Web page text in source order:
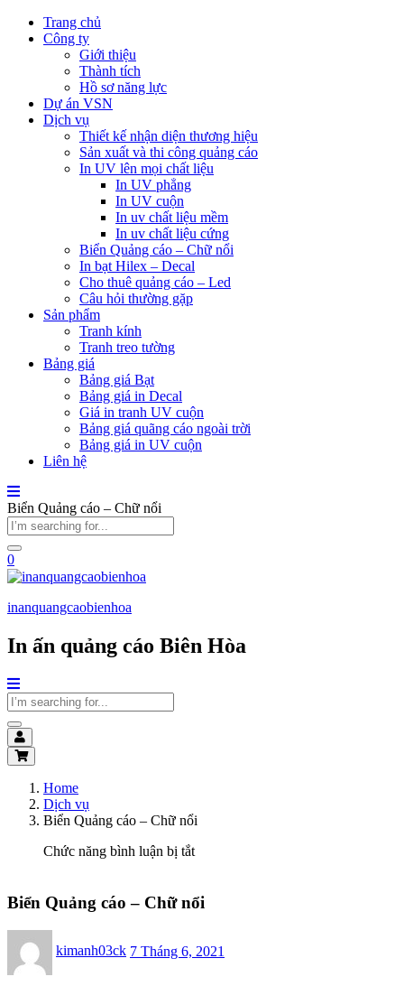
Trang chủ
Công ty
Giới thiệu
Thành tích
Hồ sơ năng lực
Dự án VSN
Dịch vụ
Thiết kế nhận diện thương hiệu
Sản xuất và thi công quảng cáo
In UV lên mọi chất liệu
In UV phẳng
In UV cuộn
In uv chất liệu mềm
In uv chất liệu cứng
Biển Quảng cáo – Chữ nổi
In bạt Hilex – Decal
Cho thuê quảng cáo – Led
Câu hỏi thường gặp
Sản phẩm
Tranh kính
Tranh treo tường
Bảng giá
Bảng giá Bạt
Bảng giá in Decal
Giá in tranh UV cuộn
Bảng giá quãng cáo ngoài trời
Bảng giá in UV cuộn
Liên hệ
Biển Quảng cáo – Chữ nổi
0
inanquangcaobienhoa
In ấn quảng cáo Biên Hòa
Home
Dịch vụ
Biển Quảng cáo – Chữ nổi
Chức năng bình luận bị tắtở
cáo
nổi
Biển Quảng cáo – Chữ nổi
kimanh03ck on
7 Tháng 6, 2021